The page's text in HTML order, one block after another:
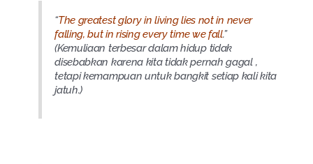
“The greatest glory in living lies not in never
falling, but in rising every time we fall.”
(Kemuliaan terbesar dalam hidup tidak
disebabkan karena kita tidak pernah gagal ,
tetapi kemampuan untuk bangkit setiap kali kita
jatuh.)